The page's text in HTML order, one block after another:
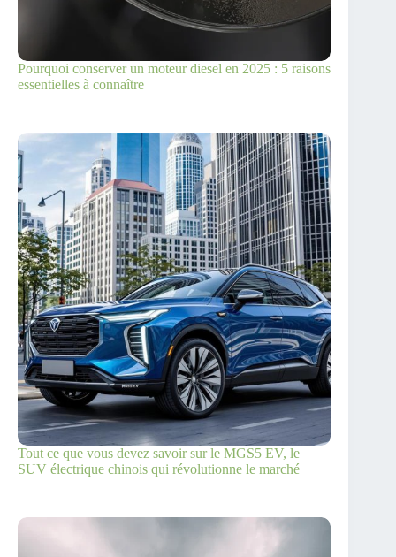
Pourquoi conserver un moteur diesel en 2025 : 5 raisons
essentielles à connaître
Tout ce que vous devez savoir sur le MGS5 EV, le
SUV électrique chinois qui révolutionne le marché